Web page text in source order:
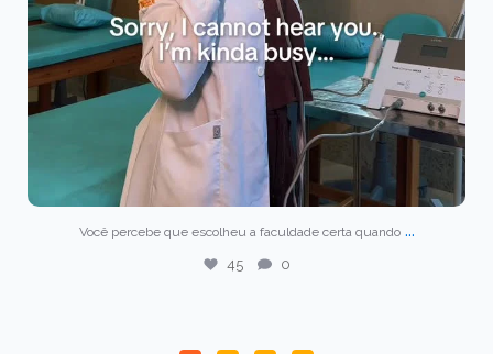
Você percebe que escolheu a faculdade certa quando ...
45 0